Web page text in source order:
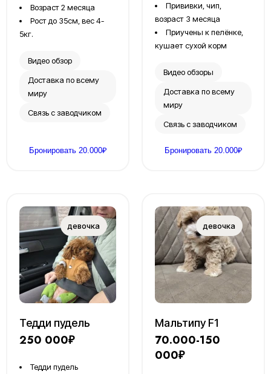
Возраст 2 месяца
Рост до 35см, вес 4-
5кг.
Видео обзор
Доставка по всему
миру
Связь с заводчиком
Бронировать 20.000₽
Прививки, чип,
возраст 3 месяца
Приучены к пелёнке,
кушает сухой корм
Видео обзоры
Доставка по всему
миру
Связь с заводчиком
Бронировать 20.000₽
Тедди пудель
250 000₽
Тедди пудель
Мальтипу F1
70.000-150
000₽